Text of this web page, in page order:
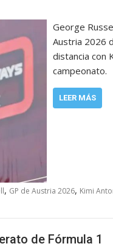
George
Austria 2026
distancia con
campeonato.
LEER MÁS
, GP de Austria 2026, Kimi
de Fórmula 1